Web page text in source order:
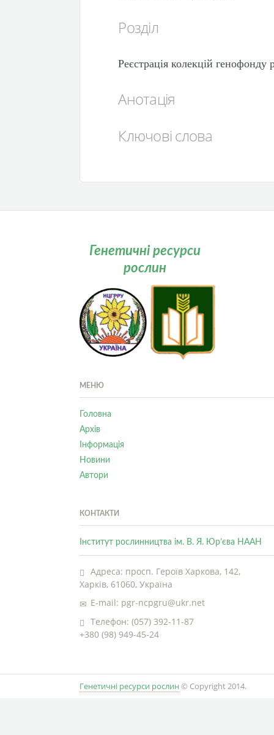
Розділ
Реєстрація колекцій генофонду
Анотація
Ключові слова
Генетичні ресурси
рослин
МЕНЮ
Головна
Архів
Інформація
Новини
Автори
КОНТАКТИ
Інститут рослинництва ім. В. Я. Юр’єва НААН
Адреса: просп. Героїв Харкова, 142,
Харків, 61060, Україна
E-mail: pgr-ncpgru@ukr.net
Телефон: (057) 392-11-87
+380 (98) 949-45-24
Генетичні ресурси рослин © Copyright 2014.